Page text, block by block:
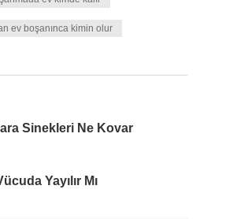
ev boşanınca kimin olur
Sinekleri Ne Kovar
Yayılır Mı